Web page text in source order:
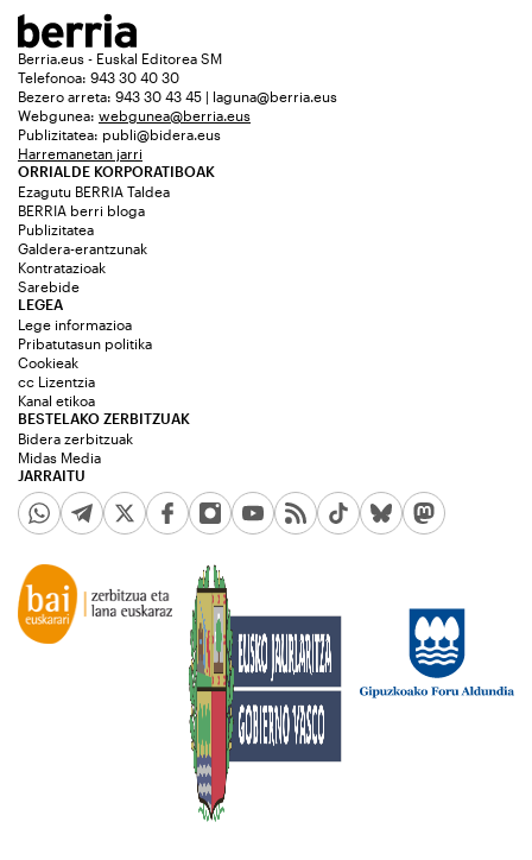
Berria.eus - Euskal Editorea SM
Telefonoa: 943 30 40 30
Bezero arreta: 943 30 43 45 | laguna@berria.eus
Webgunea: webgunea@berria.eus
Publizitatea: publi@bidera.eus
Harremanetan jarri
ORRIALDE KORPORATIBOAK
Ezagutu BERRIA Taldea
BERRIA berri bloga
Publizitatea
Galdera-erantzunak
Kontratazioak
Sarebide
JARRAITU
LEGEA
Lege informazioa
Pribatutasun politika
Cookieak
cc Lizentzia
Kanal etikoa
BESTELAKO ZERBITZUAK
Bidera zerbitzuak
Midas Media